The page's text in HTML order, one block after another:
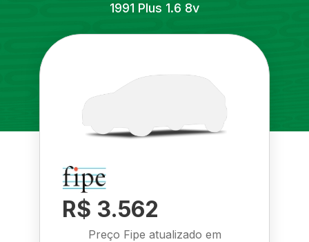
1991 Plus 1.6 8v
R$ 3.562
Preço Fipe atualizado em